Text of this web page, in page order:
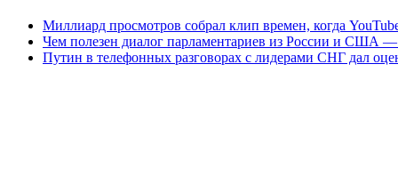
Миллиард просмотров собрал клип времен, когда
Чем полезен диалог парламентариев из России и США —
Путин в телефонных разговорах с лидерами СНГ дал